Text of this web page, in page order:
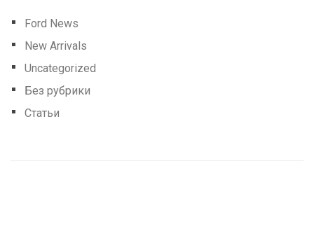
Ford News
New Arrivals
Uncategorized
Без рубрики
Статьи